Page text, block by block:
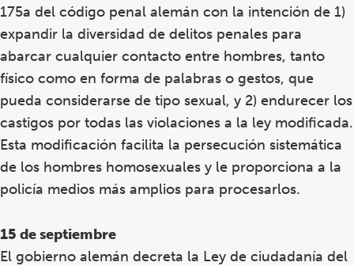
175a del código penal alemán con la intención de 1)
expandir la diversidad de delitos penales para
abarcar cualquier contacto entre hombres, tanto
físico como en forma de palabras o gestos, que
pueda considerarse de tipo sexual, y 2) endurecer los
castigos por todas las violaciones a la ley modificada.
Esta modificación facilita la persecución sistemática
de los hombres homosexuales y le proporciona a la
policía medios más amplios para procesarlos.
15 de septiembre
El gobierno alemán decreta la Ley de ciudadanía del